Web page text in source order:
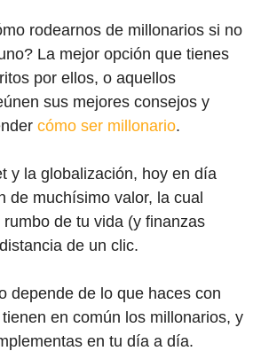
rodearnos de millonarios si no
La mejor opción que tienes
por ellos, o aquellos
sus mejores consejos y
cómo ser millonario.
y la globalización, hoy en día
de muchísimo valor, la cual
de tu vida (y finanzas
de un clic.
depende de lo que haces con
en común los millonarios, y
en tu día a día.